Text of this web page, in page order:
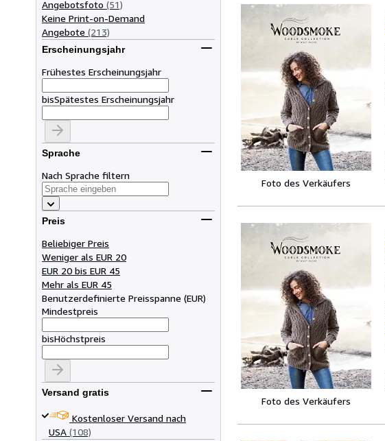
Angebotsfoto (51)
Keine Print-on-Demand
Angebote (213)
Erscheinungsjahr
Frühestes Erscheinungsjahr
bisSpätestes Erscheinungsjahr
Sprache
Nach Sprache filtern
Preis
Beliebiger Preis
Weniger als EUR 20
EUR 20 bis EUR 45
Mehr als EUR 45
Benutzerdefinierte Preisspanne (EUR)
Mindestpreis
bisHöchstpreis
Versand gratis
Kostenloser Versand nach
USA (108)
Foto des Verkäufers
Foto des Verkäufers